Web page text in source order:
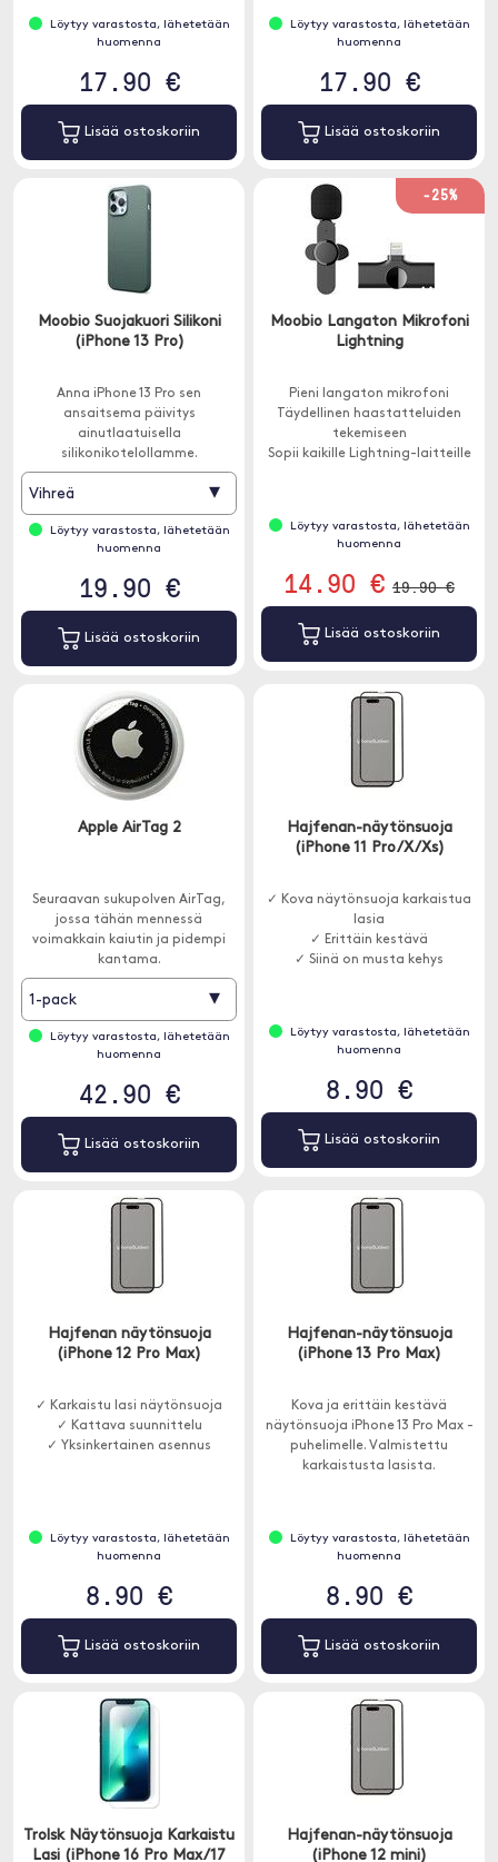
Löytyy varastosta, lähetetään
huomenna
17.90 €
Lisää ostoskoriin
Löytyy varastosta, lähetetään
huomenna
17.90 €
Lisää ostoskoriin
Moobio Suojakuori Silikoni
(iPhone 13 Pro)
Anna iPhone 13 Pro sen
ansaitsema päivitys
ainutlaatuisella
silikonikotelollamme.
Vihreä ▾
Löytyy varastosta, lähetetään
huomenna
19.90 €
Lisää ostoskoriin
-25%
Moobio Langaton Mikrofoni
Lightning
Pieni langaton mikrofoni
Täydellinen haastatteluiden
tekemiseen
Sopii kaikille Lightning-laitteille
Löytyy varastosta, lähetetään
huomenna
14.90 € 19.90 €
Lisää ostoskoriin
Apple AirTag 2
Seuraavan sukupolven AirTag,
jossa tähän mennessä
voimakkain kaiutin ja pidempi
kantama.
1-pack ▾
Löytyy varastosta, lähetetään
huomenna
42.90 €
Lisää ostoskoriin
Hajfenan-näytönsuoja
(iPhone 11 Pro/X/Xs)
✓ Kova näytönsuoja karkaistua
lasia
✓ Erittäin kestävä
✓ Siinä on musta kehys
Löytyy varastosta, lähetetään
huomenna
8.90 €
Lisää ostoskoriin
Hajfenan näytönsuoja
(iPhone 12 Pro Max)
✓ Karkaistu lasi näytönsuoja
✓ Kattava suunnittelu
✓ Yksinkertainen asennus
Löytyy varastosta, lähetetään
huomenna
8.90 €
Lisää ostoskoriin
Hajfenan-näytönsuoja
(iPhone 13 Pro Max)
Kova ja erittäin kestävä
näytönsuoja iPhone 13 Pro Max -
puhelimelle. Valmistettu
karkaistusta lasista.
Löytyy varastosta, lähetetään
huomenna
8.90 €
Lisää ostoskoriin
Trolsk Näytönsuoja Karkaistu
Lasi (iPhone 16 Pro Max/17
Hajfenan-näytönsuoja
(iPhone 12 mini)